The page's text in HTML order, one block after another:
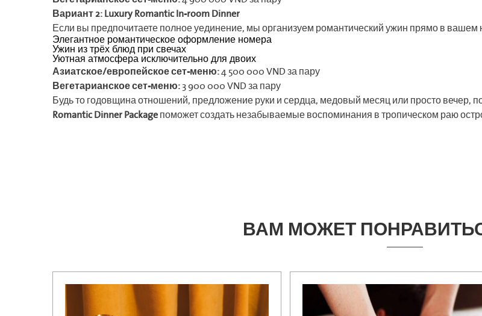
Вариант 2: Luxury Romantic In-room Dinner
Если вы предпочитаете полное уединение, мы организуем романтический ужин прямо в вашем
Элегантное романтическое оформление номера
Ужин из трёх блюд при свечах
Уютная атмосфера исключительно для двоих
Азиатское/европейское сет-меню:4 500 000 VND за пару
Вегетарианское сет-меню:3 900 000 VND за пару
Будь то годовщина отношений, предложение руки и сердца, медовый месяц или просто вечер,
Romantic Dinner Packageпоможет создать незабываемые воспоминания в тропическом раю
ВАМ МОЖЕТ